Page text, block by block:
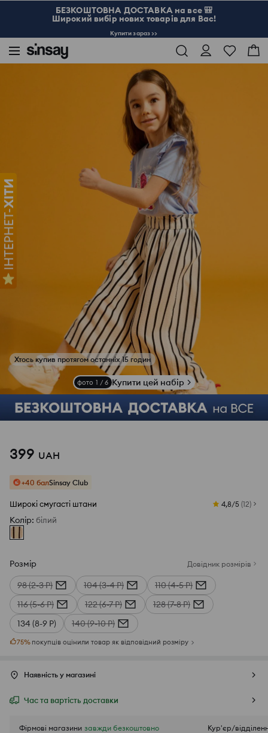
БЕЗКОШТОВНА ДОСТАВКА на все 🎒
Широкий вибір нових товарів для Вас!
Купити зараз >>
Широкі смугасті штани
Хтось купив протягом останніх 15 годин
фото 1 / 6 Купити цей набір
399 UAH
+40 балSinsay Club
Широкі смугасті штани 4,8/5 (12)
Колір: білий
Розмір Довідник розмірів
98 (2-3 Р) 104 (3-4 Р)
110 (4-5 Р)
116 (5-6 Р)
122 (6-7 Р)
128 (7-8 Р)
134 (8-9 Р)
140 (9-10 Р)
75% покупців оцінили товар як відповідний розміру
Наявність у магазині
Час та вартість доставки
Фірмові магазини завжди безкоштовно
Кур'єр/